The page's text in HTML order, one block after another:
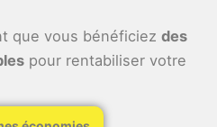
que vous bénéficiez des
pour rentabiliser votre